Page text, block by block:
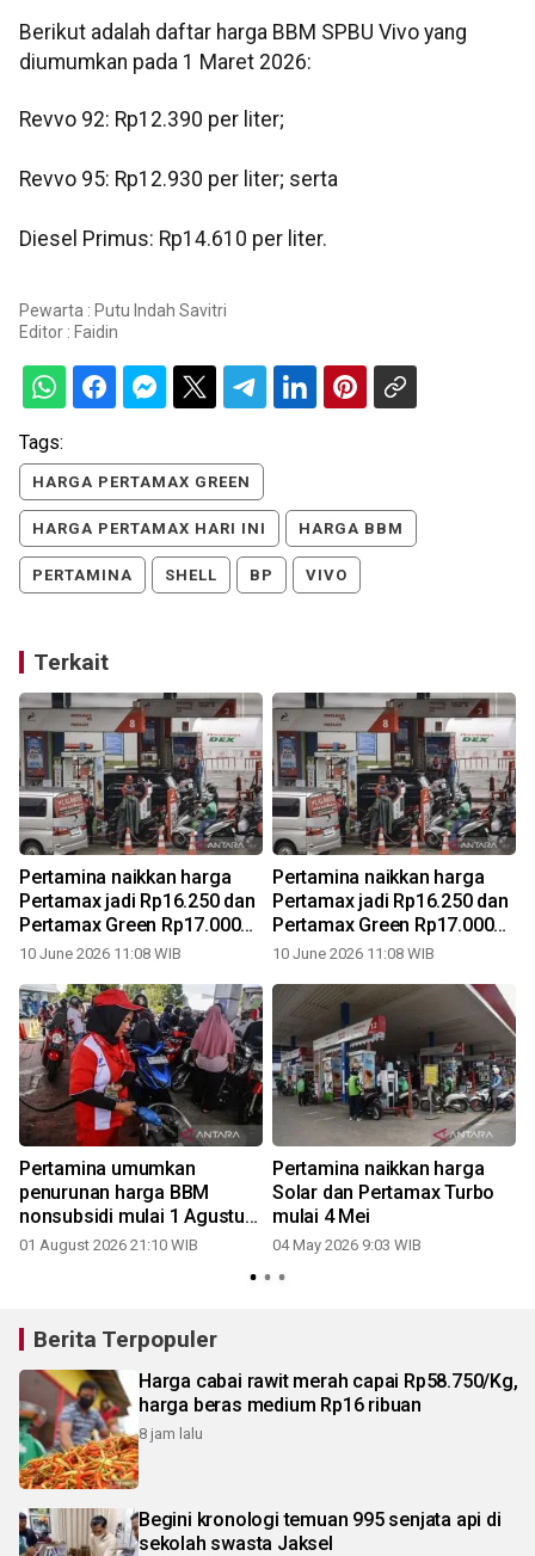
Berikut adalah daftar harga BBM SPBU Vivo yang
diumumkan pada 1 Maret 2026:
Revvo 92: Rp12.390 per liter;
Revvo 95: Rp12.930 per liter; serta
Diesel Primus: Rp14.610 per liter.
Pewarta : Putu Indah Savitri
Editor : Faidin
Tags:
HARGA PERTAMAX GREEN
HARGA PERTAMAX HARI INI HARGA BBM
PERTAMINA SHELL BP VIVO
Terkait
Pertamina naikkan harga
Pertamax jadi Rp16.250 dan
Pertamax Green Rp17.000
mulai 10 Juni 2026
10 June 2026 11:08 WIB
Pertamina naikkan harga
Pertamax jadi Rp16.250 dan
Pertamax Green Rp17.000
mulai 10 Juni 2026
10 June 2026 11:08 WIB
Pertamina umumkan
penurunan harga BBM
nonsubsidi mulai 1 Agustus
2026
01 August 2026 21:10 WIB
Pertamina naikkan harga
Solar dan Pertamax Turbo
mulai 4 Mei
04 May 2026 9:03 WIB
Berita Terpopuler
Harga cabai rawit merah capai Rp58.750/Kg,
harga beras medium Rp16 ribuan
8 jam lalu
Begini kronologi temuan 995 senjata api di
sekolah swasta Jaksel